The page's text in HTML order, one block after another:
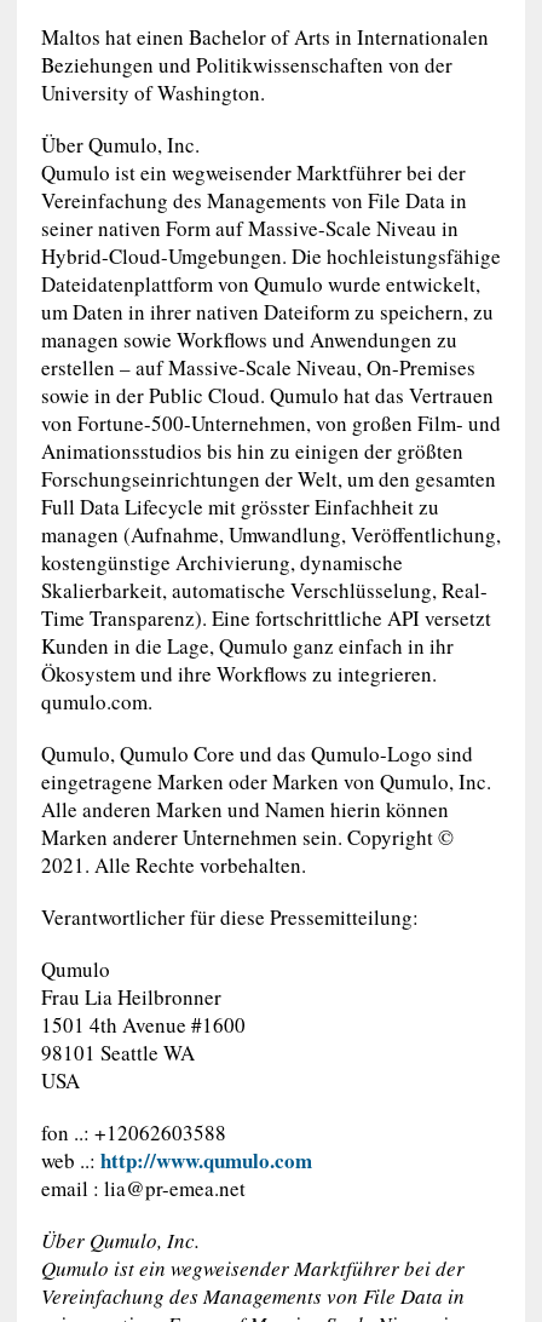
Maltos hat einen Bachelor of Arts in Internationalen
Beziehungen und Politikwissenschaften von der
University of Washington.
Über Qumulo, Inc.
Qumulo ist ein wegweisender Marktführer bei der
Vereinfachung des Managements von File Data in
seiner nativen Form auf Massive-Scale Niveau in
Hybrid-Cloud-Umgebungen. Die hochleistungsfähige
Dateidatenplattform von Qumulo wurde entwickelt,
um Daten in ihrer nativen Dateiform zu speichern, zu
managen sowie Workflows und Anwendungen zu
erstellen – auf Massive-Scale Niveau, On-Premises
sowie in der Public Cloud. Qumulo hat das Vertrauen
von Fortune-500-Unternehmen, von großen Film- und
Animationsstudios bis hin zu einigen der größten
Forschungseinrichtungen der Welt, um den gesamten
Full Data Lifecycle mit grösster Einfachheit zu
managen (Aufnahme, Umwandlung, Veröffentlichung,
kostengünstige Archivierung, dynamische
Skalierbarkeit, automatische Verschlüsselung, Real-
Time Transparenz). Eine fortschrittliche API versetzt
Kunden in die Lage, Qumulo ganz einfach in ihr
Ökosystem und ihre Workflows zu integrieren.
qumulo.com.
Qumulo, Qumulo Core und das Qumulo-Logo sind
eingetragene Marken oder Marken von Qumulo, Inc.
Alle anderen Marken und Namen hierin können
Marken anderer Unternehmen sein. Copyright ©
2021. Alle Rechte vorbehalten.
Verantwortlicher für diese Pressemitteilung:
Qumulo
Frau Lia Heilbronner
1501 4th Avenue #1600
98101 Seattle WA
USA
fon ..: +12062603588
web ..: http://www.qumulo.com
email : lia@pr-emea.net
Über Qumulo, Inc.
Qumulo ist ein wegweisender Marktführer bei der
Vereinfachung des Managements von File Data in